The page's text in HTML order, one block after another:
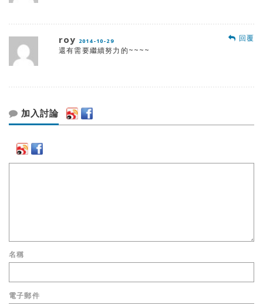
roy 2014-10-29
還有需要繼續努力的~~~~
回覆
加入討論
名稱
電子郵件